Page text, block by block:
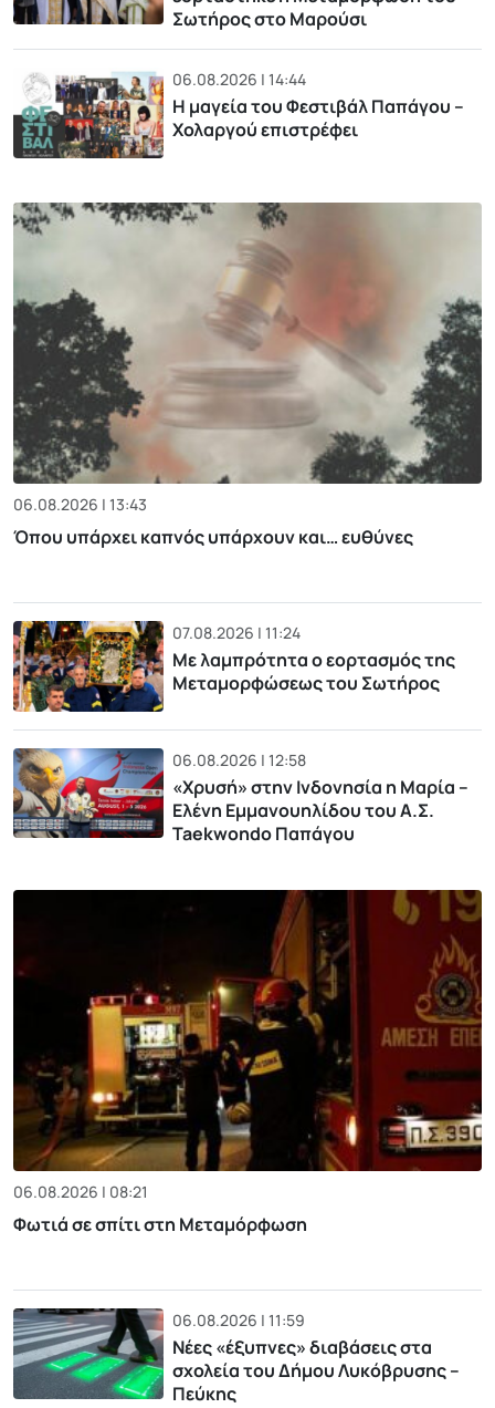
Σωτήρος στο Μαρούσι
06.08.2026 | 14:44
Η μαγεία του Φεστιβάλ Παπάγου –
Χολαργού επιστρέφει
06.08.2026 | 13:43
Όπου υπάρχει καπνός υπάρχουν και… ευθύνες
07.08.2026 | 11:24
Με λαμπρότητα ο εορτασμός της
Μεταμορφώσεως του Σωτήρος
06.08.2026 | 12:58
«Χρυσή» στην Ινδονησία η Μαρία –
Ελένη Εμμανουηλίδου του Α.Σ.
Taekwondo Παπάγου
06.08.2026 | 08:21
Φωτιά σε σπίτι στη Μεταμόρφωση
06.08.2026 | 11:59
Νέες «έξυπνες» διαβάσεις στα
σχολεία του Δήμου Λυκόβρυσης –
Πεύκης